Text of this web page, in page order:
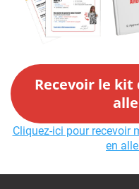
Recevoir le kit
Cliquez-ici pour recevoir
en